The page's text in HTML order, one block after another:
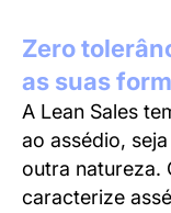
Zero
as suas
A Lean Sales
ao assédio,
outra natureza.
caracterize